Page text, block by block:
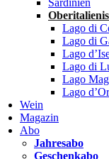
Sardinien
Lago di
Lago di
Lago
Lago di
Lago
Lago
Wein
Magazin
Abo
Jahresabo
Geschenkabo